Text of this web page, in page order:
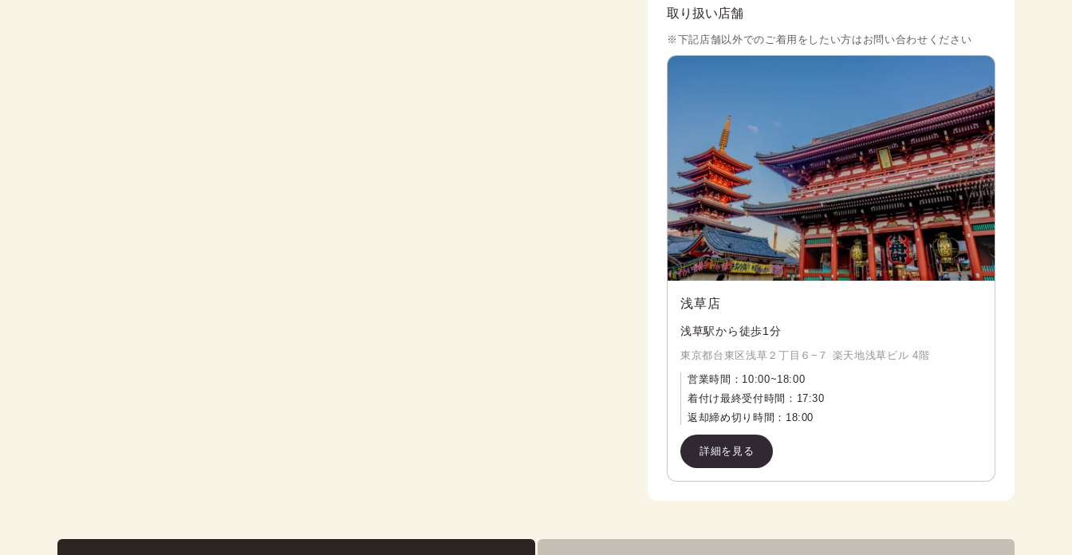
取り扱い店舗
※下記店舗以外でのご着用をしたい方はお問い合わせください
浅草店
浅草駅から徒歩1分
東京都台東区浅草２丁目６−７ 楽天地浅草ビル 4階
営業時間： 10:00~18:00
着付け最終受付時間： 17:30
返却締め切り時間： 18:00
詳細を見る